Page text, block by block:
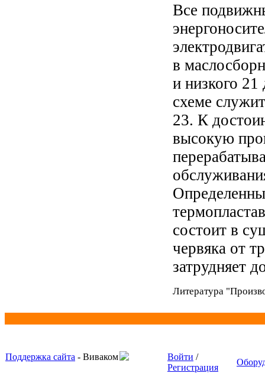
Все
в
и низкого
схеме
23. К
высокую
состоит в
червяка от
затрудняет
Литература
Поддержка сайта - Виваком Войти /
Регистрация